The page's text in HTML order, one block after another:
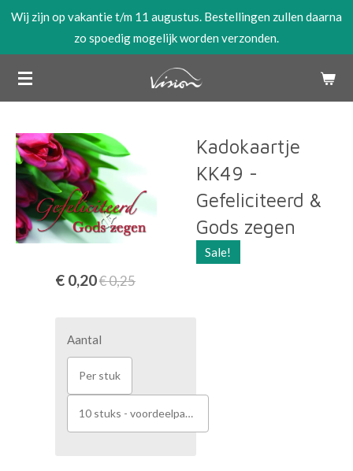
Ga
de
hoofdinhoud
Wij zijn op vakantie t/m 11 augustus. Bestellingen zullen daarna
zo spoedig mogelijk worden verzonden.
Kadokaartje
KK49 -
Gefeliciteerd &
Gods zegen
Sale!
€ 0,20€ 0,25
Aantal
Per stuk
10 stuks - voordeelpakket